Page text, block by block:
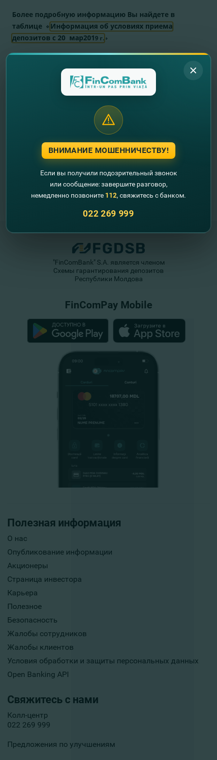
Более подробную информацию Вы найдете в
таблице «Информация об условиях приема
депозитов с 20 мар2019 г.»
Другие новости
Полезная информация
О нас
Опубликование информации
Акционеры
Страница инвестора
Карьера
Полезное
Безопасность
Жалобы сотрудников
Жалобы клиентов
Условия обработки и защиты персональных данных
Open Banking API
Свяжитесь с нами
Колл-центр
022 269 999
Предложения по улучшениям
"FinComBank" S.A. является членом
Схемы гарантирования депозитов
Республики Молдова
FinComPay Mobile
ВНИМАНИЕ МОШЕННИЧЕСТВУ!
Если вы получили подозрительный звонок
или сообщение: завершите разговор,
немедленно позвоните 112, свяжитесь с банком.
022 269 999